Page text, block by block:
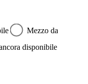
Mezzo da
disponibile